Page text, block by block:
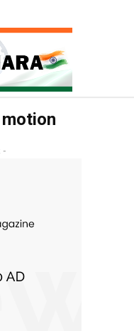
-